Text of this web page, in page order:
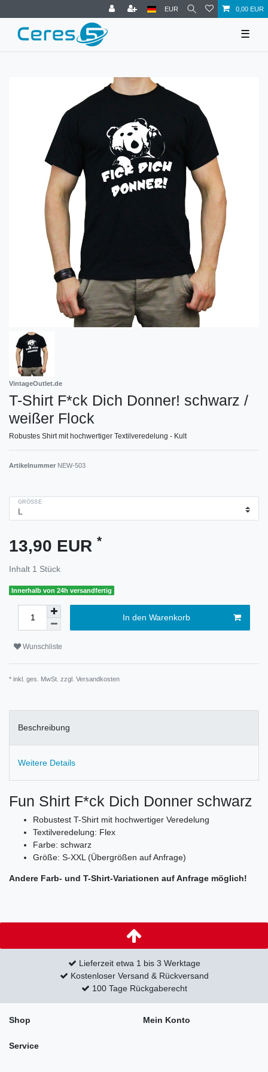
EUR 0,00 EUR
☰
VintageOutlet.de
T-Shirt F*ck Dich Donner! schwarz /
weißer Flock
Robustes Shirt mit hochwertiger Textilveredelung - Kult
Artikelnummer NEW-503
GRÖSSE
13,90 EUR *
Inhalt 1 Stück
Innerhalb von 24h versandfertig
In den Warenkorb
Wunschliste
* inkl. ges. MwSt. zzgl. Versandkosten
Beschreibung
Weitere Details
Fun Shirt F*ck Dich Donner schwarz
Robustest T-Shirt mit hochwertiger Veredelung
Textilveredelung: Flex
Farbe: schwarz
Größe: S-XXL (Übergrößen auf Anfrage)
Andere Farb- und T-Shirt-Variationen auf Anfrage möglich!
Lieferzeit etwa 1 bis 3 Werktage
Kostenloser Versand & Rückversand
100 Tage Rückgaberecht
Shop Mein Konto
Service